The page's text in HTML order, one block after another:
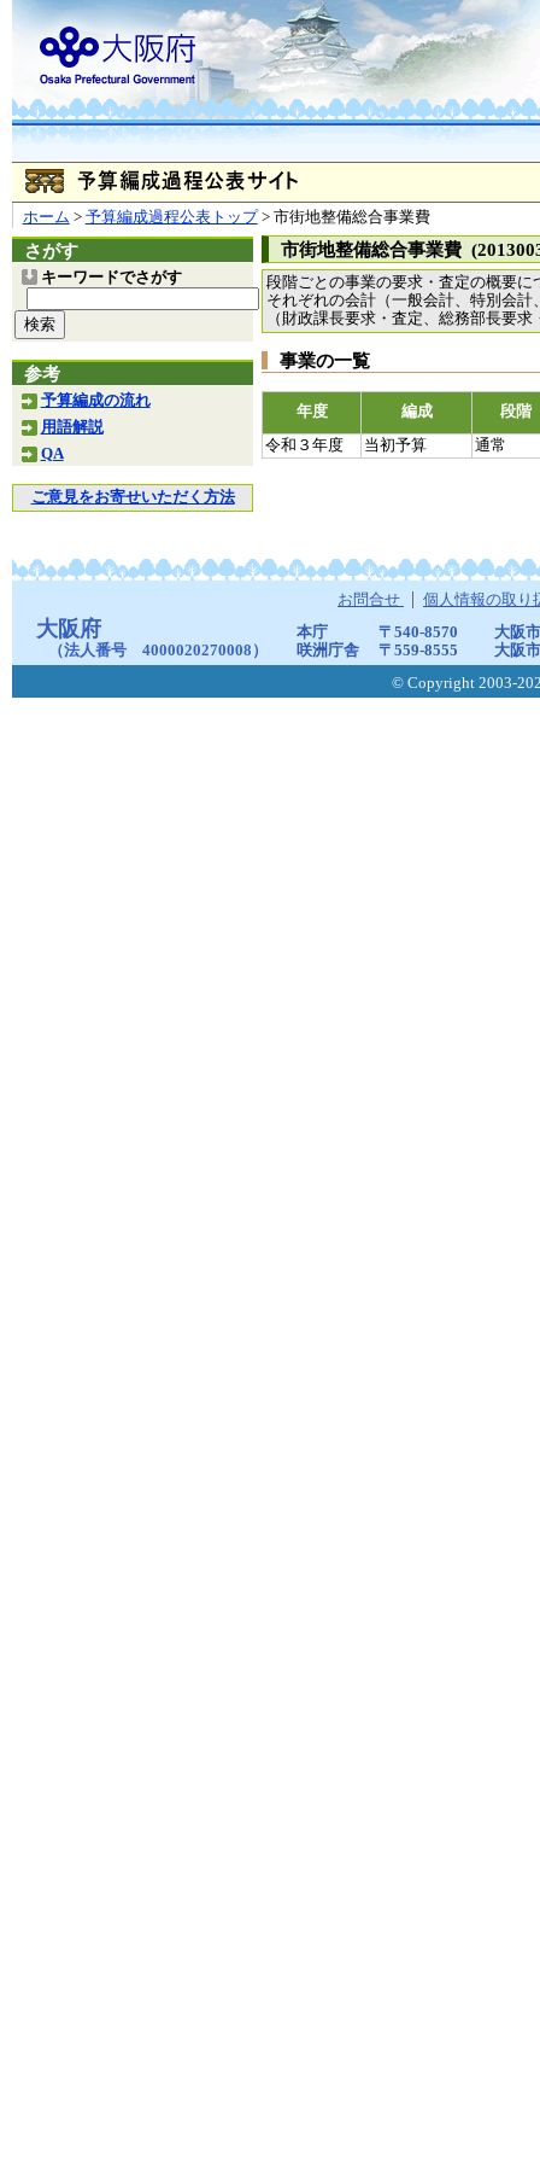
ホーム > 予算編成過程公表トップ> 市街地整備総合事業費
さがす
キーワードでさがす
参考
予算編成の流れ
用語解説
QA
ご意見をお寄せいただく方法
市街地整備総合事業費
段階ごとの事業の要求・査定の概要に
それぞれの会計（一般会計、特別会
（財政課長要求・査定、総務部長要
事業の一覧
年度 編成
段階
令和３年度
当初予算 通常
お問合せ 個人情報の取り
大阪府
（法人番号 4000020270008）
本庁 〒540-8570
大阪
咲洲庁舎
〒559-8555
大阪
© Copyright 2003-